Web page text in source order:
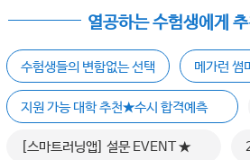
열공하는 수험생에게
수험생들의 변함없는 선택 메가런 썸
지원 가능 대학 추천★수시 합격예측
[스마트러닝앱] 설문 EVENT ★